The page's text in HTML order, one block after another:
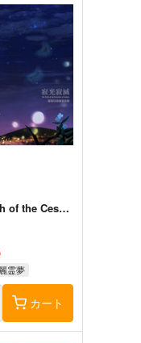
of the Cessa
霊夢
カート